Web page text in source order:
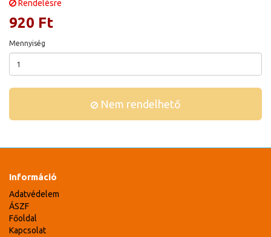
Rendelésre
920 Ft
Mennyiség
Nem rendelhető
Információ
Adatvédelem
ÁSZF
Főoldal
Kapcsolat